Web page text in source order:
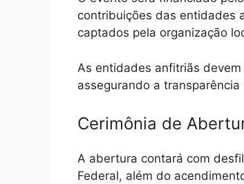
contribuições das entidades
captados pela organização
As entidades anfitriãs
assegurando a
Cerimônia de
A abertura contará com
Federal, além do